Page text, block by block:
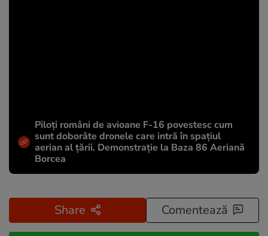
Piloți români de avioane F-16 povestesc cum
sunt doborâte dronele care intră în spațiul
aerian al țării. Demonstrație la Baza 86 Aeriană
Borcea
Share Comentează